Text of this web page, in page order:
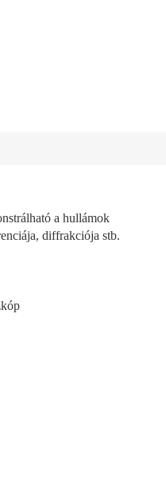
a hullámok
diffrakciója stb.